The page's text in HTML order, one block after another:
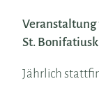
St.
Jährlich